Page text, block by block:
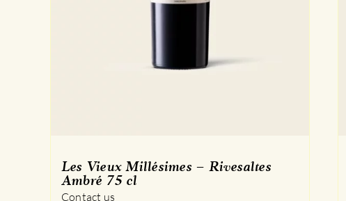
Les Vieux Millésimes – Rivesaltes
Ambré 75 cl
Contact us